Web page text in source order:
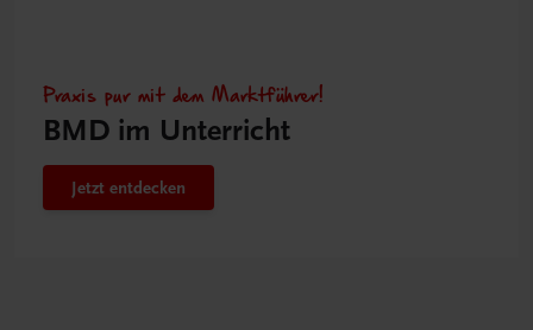
Praxis pur mit dem Marktführer!
BMD im Unterricht
Jetzt entdecken